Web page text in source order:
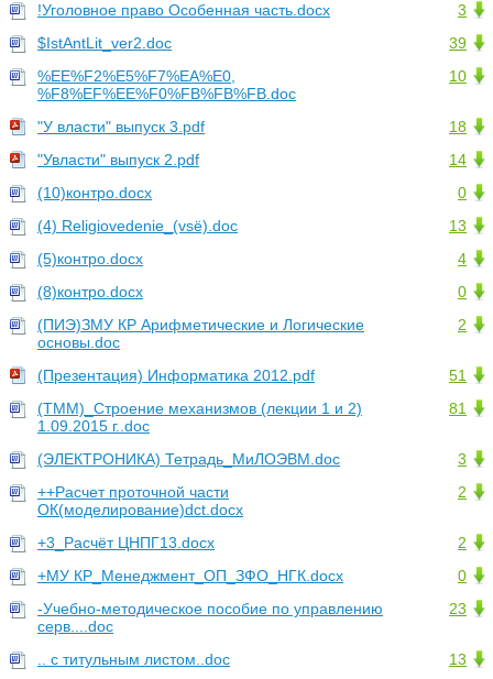
3
!Уголовное право Особенная часть.docx
39
$IstAntLit_ver2.doc
10
%EE%F2%E5%F7%EA%E0,
%F8%EF%EE%F0%FB%FB%FB.doc
18
"У власти" выпуск 3.pdf
14
"Увласти" выпуск 2.pdf
0
(10)контро.docx
13
(4) Religiovedenie_(vsё).doc
4
(5)контро.docx
0
(8)контро.docx
2
(ПИЭ)ЗМУ КР Арифметические и Логические
основы.doc
51
(Презентация) Информатика 2012.pdf
81
(ТММ)_Cтроение механизмов (лекции 1 и 2)
1.09.2015 г..doc
3
(ЭЛЕКТРОНИКА) Тетрадь_МиЛОЭВМ.doc
2
++Расчет проточной части
ОК(моделирование)dct.docx
2
+3_Расчёт ЦНПГ13.docx
0
+МУ КР_Менеджмент_ОП_ЗФО_НГК.docx
23
-Учебно-методическое пособие по управлению
серв....doc
13
.. с титульным листом..doc